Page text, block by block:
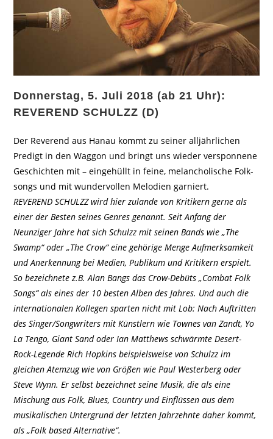
Donnerstag, 5. Juli 2018 (ab 21 Uhr):
REVEREND SCHULZZ (D)
Der Reverend aus Hanau kommt zu seiner alljährlichen
Predigt in den Waggon und bringt uns wieder ver­spon­ne­ne
Ge­schich­ten mit – ein­ge­hüllt in feine, me­lan­cho­li­sche Folk­
songs und mit wundervollen Melodien garniert.
REVEREND SCHULZZ wird hier zulande von Kritikern gerne als
einer der Besten seines Genres genannt. Seit Anfang der
Neunziger Jahre hat sich Schulzz mit seinen Bands wie „The
Swamp“ oder „The Crow“ eine gehörige Menge Aufmerksamkeit
und Anerkennung bei Medien, Publikum und Kritikern erspielt.
So bezeichnete z.B. Alan Bangs das Crow-Debüts „Combat Folk
Songs“ als eines der 10 besten Alben des Jahres. Und auch die
internationalen Kollegen sparten nicht mit Lob: Nach Auftritten
des Singer/Songwriters mit Künstlern wie Townes van Zandt, Yo
La Tengo, Giant Sand oder Ian Matthews schwärmte Desert-
Rock-Legende Rich Hopkins beispielsweise von Schulzz im
gleichen Atemzug wie von Größen wie Paul Westerberg oder
Steve Wynn. Er selbst bezeichnet seine Musik, die als eine
Mischung aus Folk, Blues, Country und Einflüssen aus dem
musikalischen Untergrund der letzten Jahrzehnte daher kommt,
als „Folk based Alternative“.